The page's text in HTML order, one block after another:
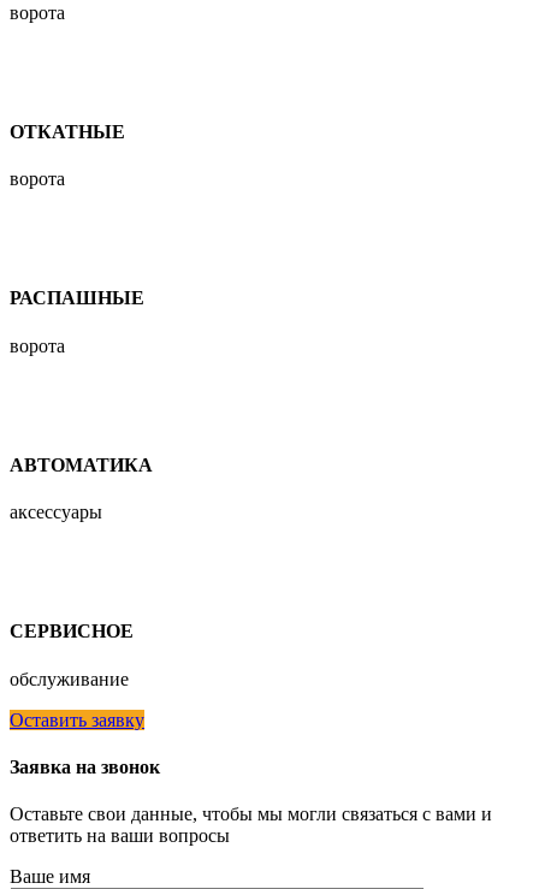
ворота
ОТКАТНЫЕ
ворота
РАСПАШНЫЕ
ворота
АВТОМАТИКА
аксессуары
СЕРВИСНОЕ
обслуживание
Оставить заявку
Заявка на звонок
Оставьте свои данные, чтобы мы могли связаться с вами и
ответить на ваши вопросы
Ваше имя